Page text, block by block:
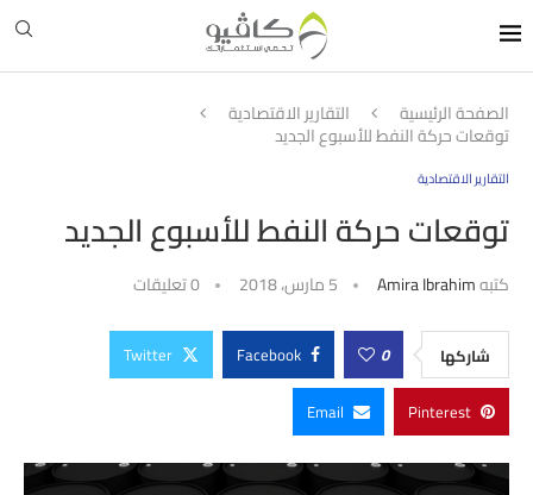
الصفحة الرئيسية التقارير الاقتصادية
توقعات حركة النفط للأسبوع الجديد
التقارير الاقتصادية
توقعات حركة النفط للأسبوع الجديد
كتبهAmira Ibrahim 5 مارس، 2018 0 تعليقات
شاركها 0
Facebook
Twitter
Pinterest
Email